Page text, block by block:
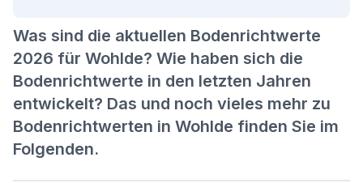
Was sind die aktuellen Bodenrichtwerte
2026 für Wohlde? Wie haben sich die
Bodenrichtwerte in den letzten Jahren
entwickelt? Das und noch vieles mehr zu
Bodenrichtwerten in Wohlde finden Sie im
Folgenden.